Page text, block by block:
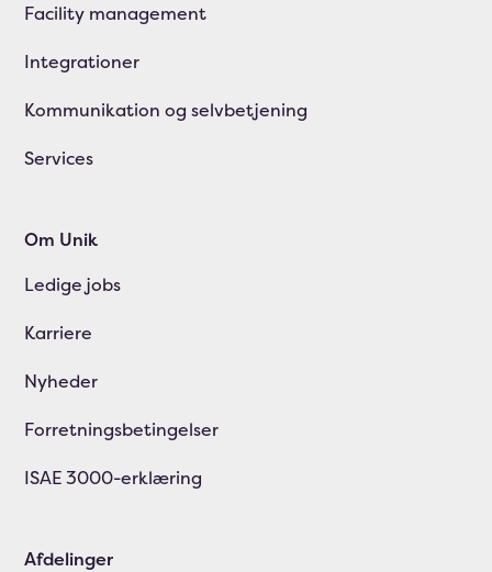
Facility management
Integrationer
Kommunikation og selvbetjening
Services
Om Unik
Ledige jobs
Karriere
Nyheder
Forretningsbetingelser
ISAE 3000-erklæring
Afdelinger